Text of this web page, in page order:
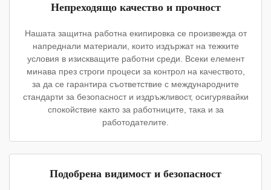
Непреходящо качество и прочност
Нашата защитна работна екипировка се произвежда от
напреднали материали, които издържат на тежките
условия в изискващите работни среди. Всеки елемент
минава през строги процеси за контрол на качеството,
за да се гарантира съответствие с международните
стандарти за безопасност и издръжливост, осигурявайки
спокойствие както за работниците, така и за
работодателите.
Подобрена видимост и безопасност